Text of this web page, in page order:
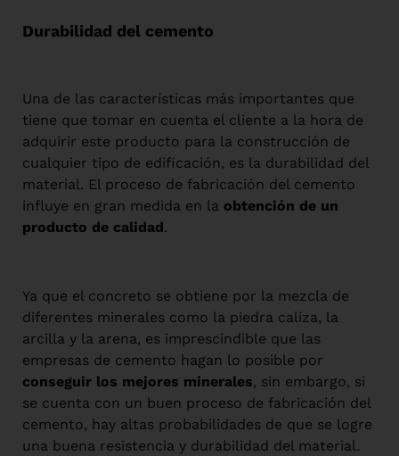
Durabilidad del cemento
Una de las características más importantes que
tiene que tomar en cuenta el cliente a la hora de
adquirir este producto para la construcción de
cualquier tipo de edificación, es la durabilidad del
material. El proceso de fabricación del cemento
influye en gran medida en la obtención de un
producto de calidad.
Ya que el concreto se obtiene por la mezcla de
diferentes minerales como la piedra caliza, la
arcilla y la arena, es imprescindible que las
empresas de cemento hagan lo posible por
conseguir los mejores minerales, sin embargo, si
se cuenta con un buen proceso de fabricación del
cemento, hay altas probabilidades de que se logre
una buena resistencia y durabilidad del material.